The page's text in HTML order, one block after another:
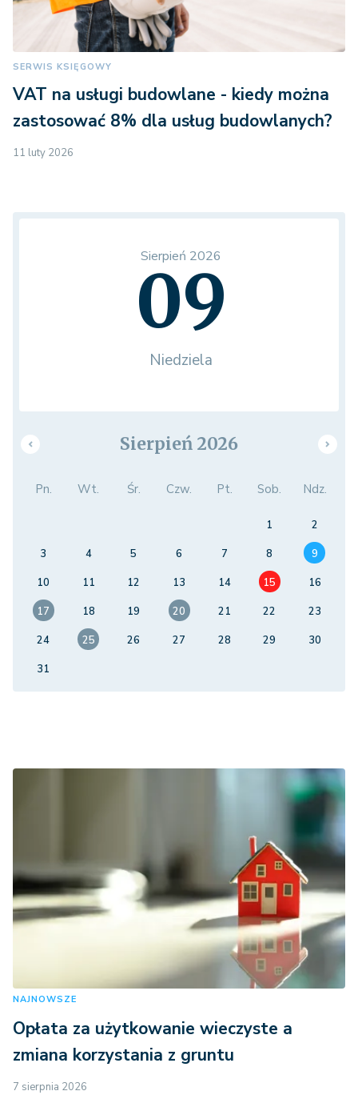
SERWIS KSIĘGOWY
VAT na usługi budowlane - kiedy można
zastosować 8% dla usług budowlanych?
11 luty 2026
Sierpień 2026
09
Niedziela
Sierpień 2026
Pn. Wt. Śr. Czw. Pt. Sob. Ndz.
1
2
3
4 5 6 7 8
9
10
11 12 13 14 15
16
17
18 19 20 21 22
23
24
25 26 27 28 29
30
31
NAJNOWSZE
Opłata za użytkowanie wieczyste a
zmiana korzystania z gruntu
7 sierpnia 2026